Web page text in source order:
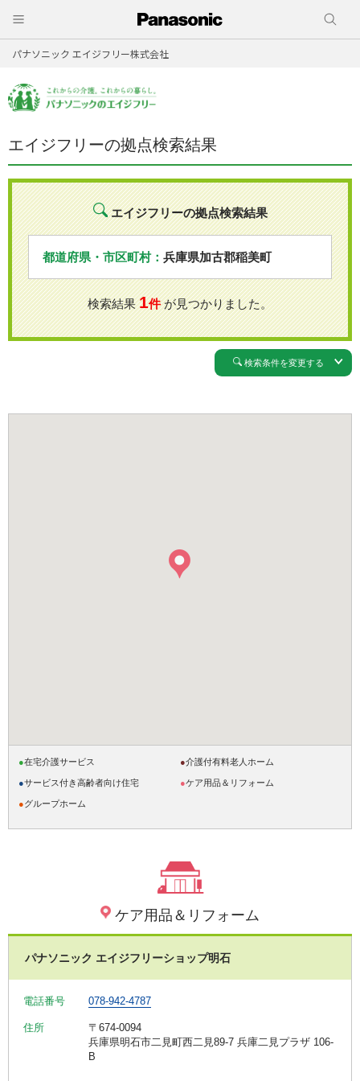
パナソニック エイジフリー株式会社
エイジフリーの拠点検索結果
エイジフリーの拠点検索結果
都道府県・市区町村：兵庫県加古郡稲美町
検索結果1件が見つかりました。
検索条件を変更する
●在宅介護サービス ●介護付有料老人ホーム
●サービス付き高齢者向け住宅 ●ケア用品＆リフォーム
●グループホーム
ケア用品＆リフォーム
パナソニック エイジフリーショップ明石
電話番号 078-942-4787
住所
〒674-0094
兵庫県明石市二見町西二見89-7 兵庫二見プラザ 106-
B